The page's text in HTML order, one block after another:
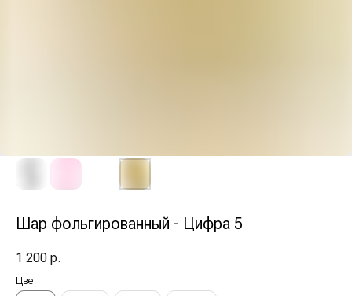
Шар фольгированный - Цифра 5
1 200 р.
Цвет